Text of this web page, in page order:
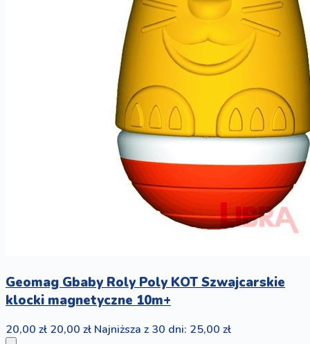
Geomag Gbaby Roly Poly KOT Szwajcarskie
klocki magnetyczne 10m+
20,00 zł 20,00 zł Najniższa z 30 dni: 25,00 zł